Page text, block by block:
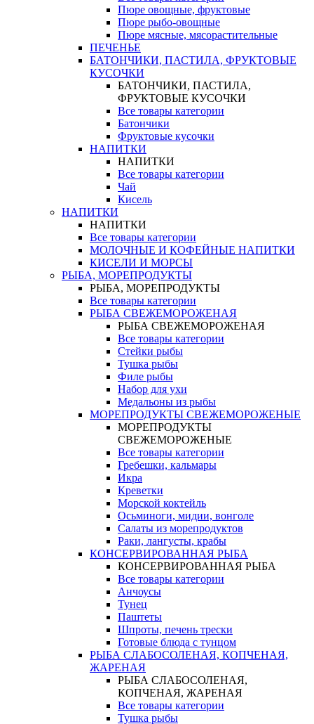
Пюре овощные, фруктовые
Пюре рыбо-овощные
Пюре мясные, мясорастительные
ПЕЧЕНЬЕ
БАТОНЧИКИ, ПАСТИЛА, ФРУКТОВЫЕ
КУСОЧКИ
БАТОНЧИКИ, ПАСТИЛА,
ФРУКТОВЫЕ КУСОЧКИ
Все товары категории
Батончики
Фруктовые кусочки
НАПИТКИ
НАПИТКИ
Все товары категории
Чай
Кисель
НАПИТКИ
НАПИТКИ
Все товары категории
МОЛОЧНЫЕ И КОФЕЙНЫЕ НАПИТКИ
КИСЕЛИ И МОРСЫ
РЫБА, МОРЕПРОДУКТЫ
РЫБА, МОРЕПРОДУКТЫ
Все товары категории
РЫБА СВЕЖЕМОРОЖЕНАЯ
РЫБА СВЕЖЕМОРОЖЕНАЯ
Все товары категории
Стейки рыбы
Тушка рыбы
Филе рыбы
Набор для ухи
Медальоны из рыбы
МОРЕПРОДУКТЫ СВЕЖЕМОРОЖЕНЫЕ
МОРЕПРОДУКТЫ
СВЕЖЕМОРОЖЕНЫЕ
Все товары категории
Гребешки, кальмары
Икра
Креветки
Морской коктейль
Осьминоги, мидии, вонголе
Салаты из морепродуктов
Раки, лангусты, крабы
КОНСЕРВИРОВАННАЯ РЫБА
КОНСЕРВИРОВАННАЯ РЫБА
Все товары категории
Анчоусы
Тунец
Паштеты
Шпроты, печень трески
Готовые блюда с тунцом
РЫБА СЛАБОСОЛЕНАЯ, КОПЧЕНАЯ,
ЖАРЕНАЯ
РЫБА СЛАБОСОЛЕНАЯ,
КОПЧЕНАЯ, ЖАРЕНАЯ
Все товары категории
Тушка рыбы